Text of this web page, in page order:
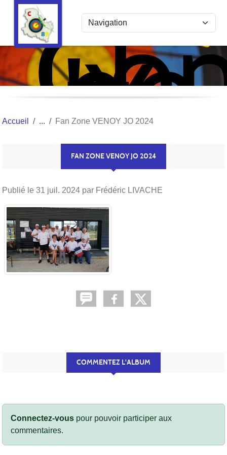
de
Tir
à
Accueil Fan Zone VENOY JO 2024
FAN ZONE VENOY JO 2024
Publié le 31 juil. 2024 par Frédéric LIVACHE
COMMENTEZ L'ALBUM
Connectez-vous pour pouvoir participer aux
commentaires.
Panneau de gestion des cookies